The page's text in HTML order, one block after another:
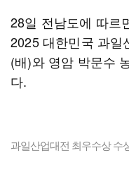
28일 전남도에 따르
2025 대한민국 과일
(배)와 영암 박문수
다.
과일산업대전 최우수상 수